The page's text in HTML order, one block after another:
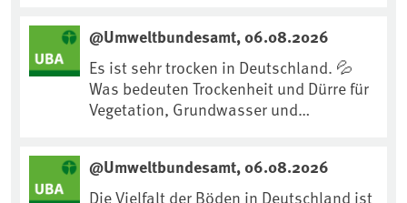
https://www.ardsounds.de/episode/urn
:ard:episode:0e7cf1c4b819c26d/
@Umweltbundesamt, 06.08.2026
Es ist sehr trocken in Deutschland. 💦
Was bedeuten Trockenheit und Dürre für
Vegetation, Grundwasser und
anpassen?🤔Antworten auf diese und
weitere Fragen auf unserer Webseite:
@Umweltbundesamt, 06.08.2026
Die Vielfalt der Böden in Deutschland ist